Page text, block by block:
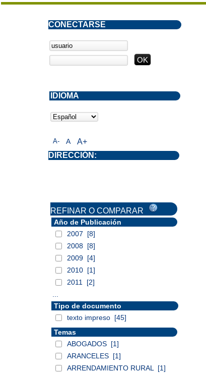
A- A A+
CONECTARSE
DIRECCIÓN:
IDIOMA
REFINAR O COMPARAR
Año de Publicación
2007
[8]
2008 [8]
2009 [4]
2010 [1]
2011
[2]
Tipo de documento
texto impreso [45]
Temas
ABOGADOS [1]
ARANCELES [1]
ARRENDAMIENTO RURAL
[1]